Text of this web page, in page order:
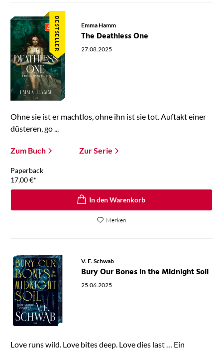
BESTSELLER Emma Hamm
The Deathless One
27.08.2025
Ohne sie ist er machtlos, ohne ihn ist sie tot. Auftakt einer
düsteren, go ...
Zum Buch Zur Serie
Paperback
17,00€*
In den Warenkorb
Merken
V. E. Schwab
Bury Our Bones in the Midnight Soil
25.06.2025
Love runs wild. Love bites deep. Love dies last … Ein